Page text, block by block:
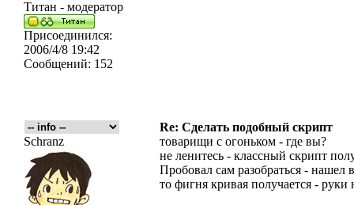
Титан - модератор
Присоединился:
2006/4/8 19:42
Сообщений: 152
Re: Сделать подобный скрипт
Schranz
товарищи с огоньком - где вы?
не ленитесь - классный скрипт
Пробовал сам разобраться - нашел
то фигня кривая получается - руки